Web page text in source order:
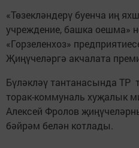
«Төзекләндерү буенча иң
учреждение, башка оешма»
«Горзеленхоз»
Җиңүчеләргә акчалата
Бүләкләү тантанасында ТР
торак-коммуналь хуҗалык
Алексей Фролов
бәйрәм белән котлады.